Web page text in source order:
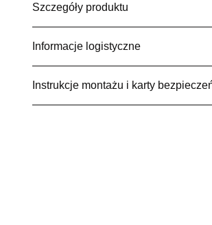
Szczegóły produktu
Informacje logistyczne
Instrukcje montażu i karty